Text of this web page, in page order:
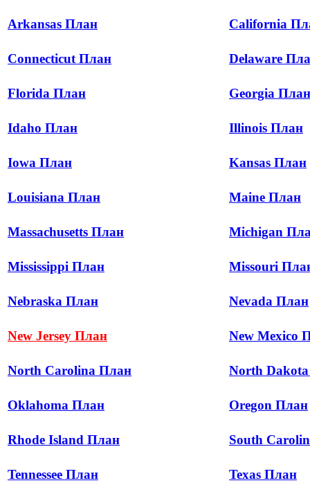
Arkansas План California
Connecticut План Delaware
Florida План Georgia План
Idaho План Illinois План
Iowa План Kansas План
Louisiana План Maine План
Massachusetts План Michigan
Mississippi План Missouri
Nebraska План Nevada План
New Jersey План New Mexico
North Carolina План North
Oklahoma План Oregon План
Rhode Island План South
Tennessee План Texas План